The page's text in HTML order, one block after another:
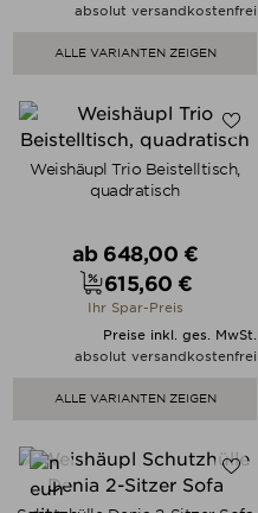
absolut versandkostenfrei
ALLE VARIANTEN ZEIGEN
Weishäupl Trio Beistelltisch,
quadratisch
Verkaufspreis
ab 648,00 €
Preis
615,60 €
Ihr Spar-Preis
Preise inkl. ges. MwSt.
absolut versandkostenfrei
ALLE VARIANTEN ZEIGEN